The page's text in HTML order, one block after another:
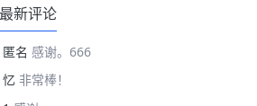
最新评论
匿名 感谢。666
忆 非常棒！